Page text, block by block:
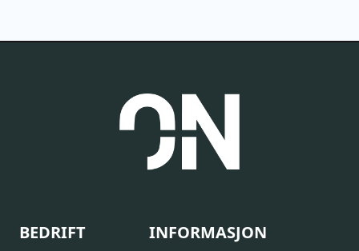
BEDRIFT INFORMASJON